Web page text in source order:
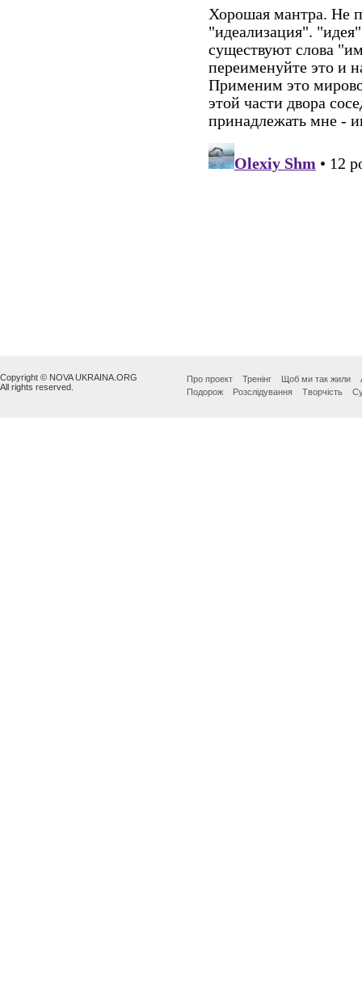
Copyright © NOVA UKRAINA.ORG
All rights reserved.
Про проект Тренінг Щоб ми так жили
Подорож
Розслідування Творчість